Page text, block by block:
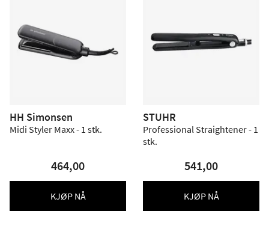
HH Simonsen
Midi Styler Maxx - 1 stk.
464,00
KJØP NÅ
STUHR
Professional Straightener - 1
stk.
541,00
KJØP NÅ